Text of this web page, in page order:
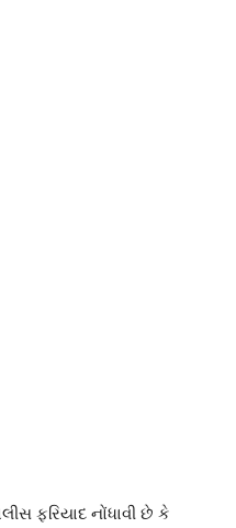
ફરિયાદ નોંધાવી છે કે